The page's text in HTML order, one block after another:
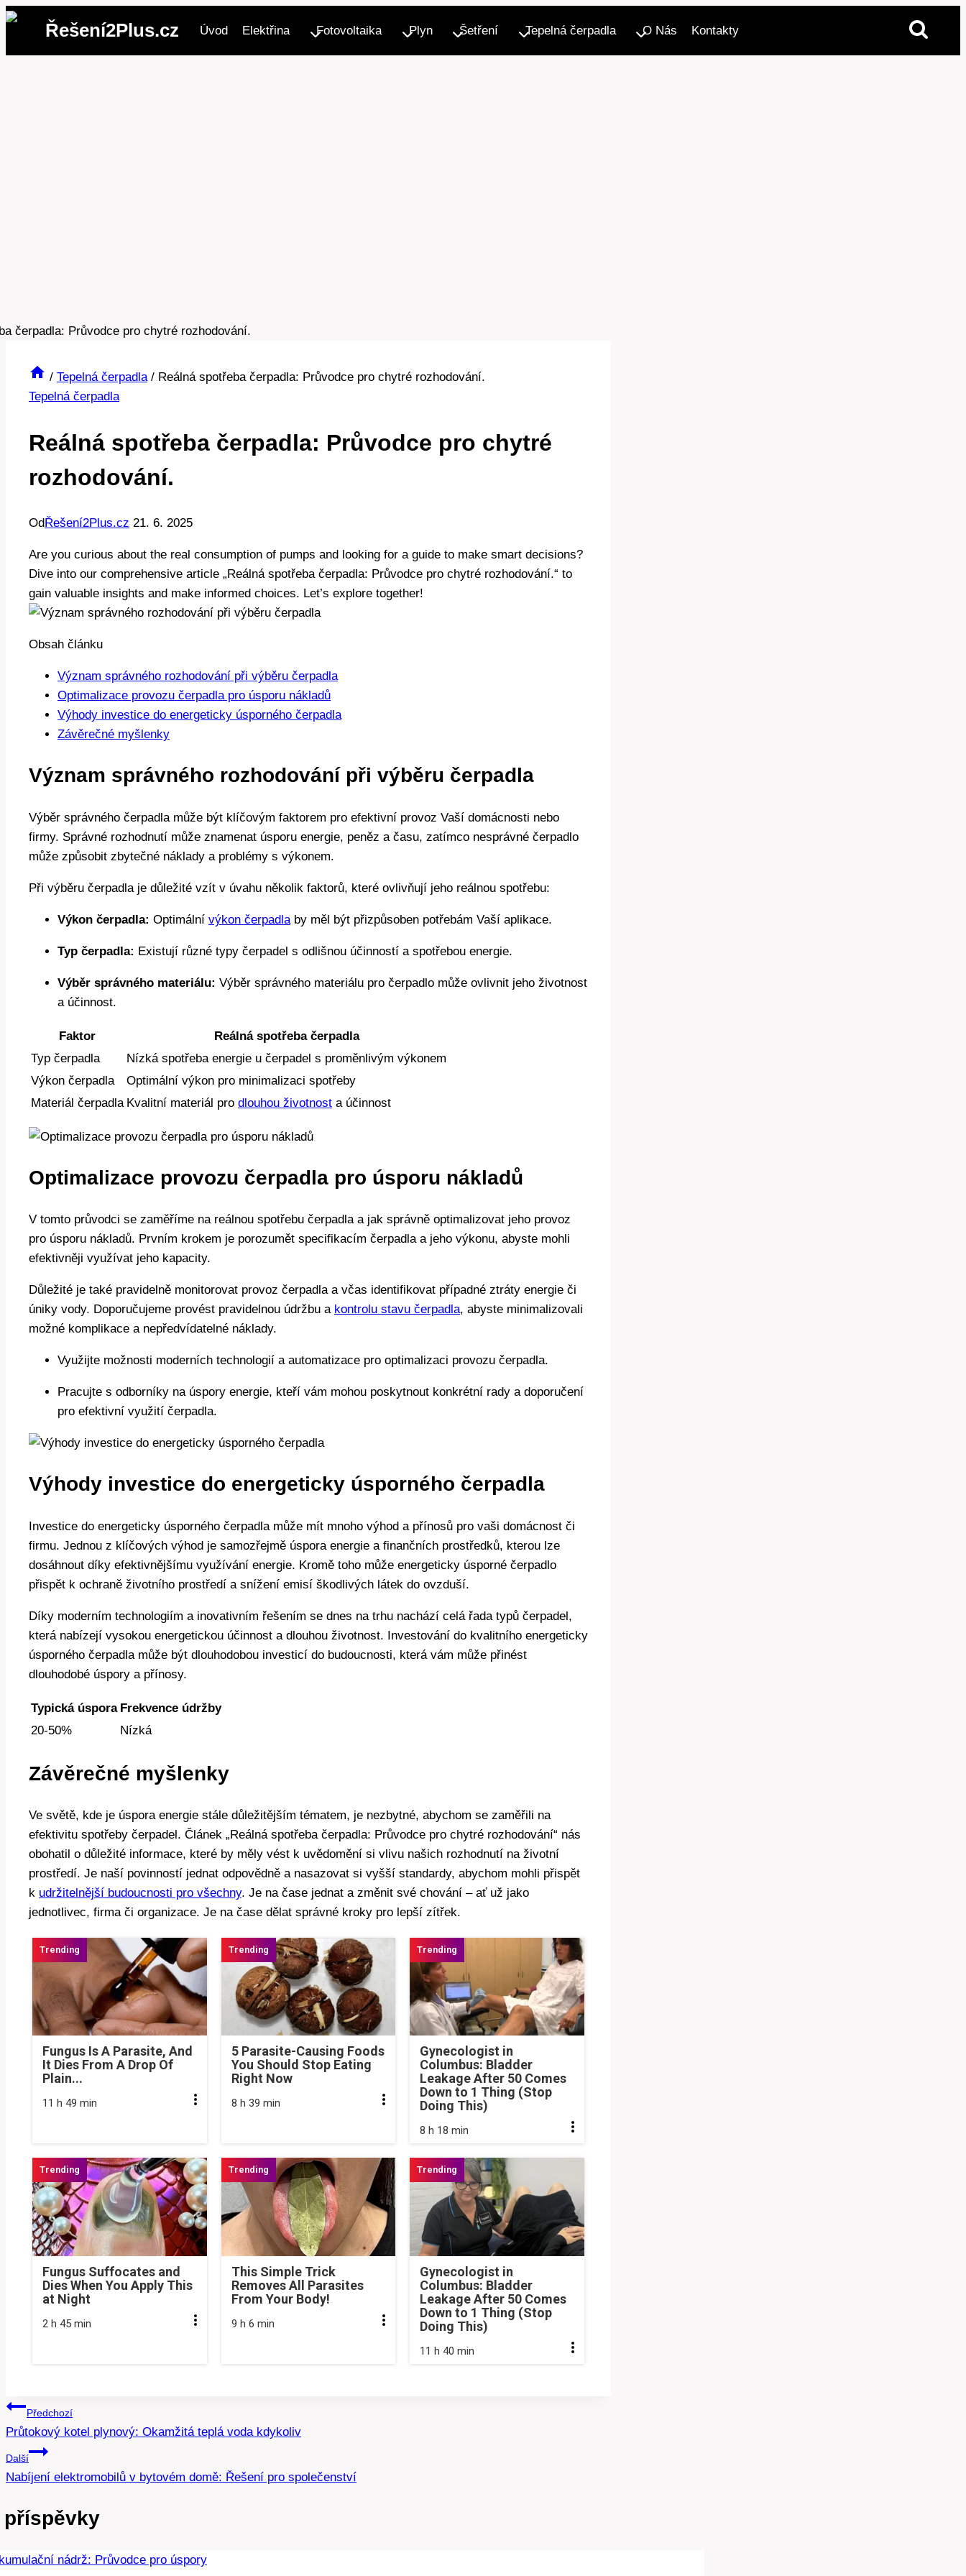
Přeskočit
obsah
Řešení2Plus.cz Úvod Elektřina Fotovoltaika Plyn Šetření Tepelná čerpadla O Nás Kontakty
/ Tepelná čerpadla / Reálná spotřeba čerpadla: Průvodce pro chytré rozhodování.
Tepelná čerpadla
Reálná spotřeba čerpadla: Průvodce pro chytré
rozhodování.
OdŘešení2Plus.cz 21. 6. 2025
Are you curious about the real consumption of pumps and looking for a guide to make smart decisions?
Dive into our comprehensive article „Reálná spotřeba čerpadla: Průvodce pro chytré rozhodování.“ to
gain valuable insights and make informed choices. Let’s explore together!
Obsah článku
Význam správného rozhodování při výběru čerpadla
Optimalizace provozu čerpadla pro úsporu nákladů
Výhody investice do energeticky úsporného čerpadla
Závěrečné myšlenky
Význam správného rozhodování při výběru čerpadla
Výběr správného čerpadla může být klíčovým faktorem pro efektivní provoz Vaší domácnosti nebo
firmy. Správné rozhodnutí může znamenat úsporu energie, peněz a času, zatímco nesprávné čerpadlo
může způsobit zbytečné náklady a problémy s výkonem.
Při výběru čerpadla je důležité vzít v úvahu několik faktorů, které ovlivňují jeho reálnou spotřebu:
Výkon čerpadla: Optimální výkon čerpadla by měl být přizpůsoben potřebám Vaší aplikace.
Typ čerpadla: Existují různé typy čerpadel s odlišnou účinností a spotřebou energie.
Výběr správného materiálu: Výběr správného materiálu pro čerpadlo může ovlivnit jeho životnost
a účinnost.
Faktor
Reálná spotřeba čerpadla
Typ čerpadla
Nízká spotřeba energie u čerpadel s proměnlivým výkonem
Výkon čerpadla
Optimální výkon pro minimalizaci spotřeby
Materiál čerpadla Kvalitní materiál pro dlouhou životnost a účinnost
Optimalizace provozu čerpadla pro úsporu nákladů
V tomto průvodci se zaměříme na reálnou spotřebu čerpadla a jak správně optimalizovat jeho provoz
pro úsporu nákladů. Prvním krokem je porozumět specifikacím čerpadla a jeho výkonu, abyste mohli
efektivněji využívat jeho kapacity.
Důležité je také pravidelně monitorovat provoz čerpadla a včas identifikovat případné ztráty energie či
úniky vody. Doporučujeme provést pravidelnou údržbu a kontrolu stavu čerpadla, abyste minimalizovali
možné komplikace a nepředvídatelné náklady.
Využijte možnosti moderních technologií a automatizace pro optimalizaci provozu čerpadla.
Pracujte s odborníky na úspory energie, kteří vám mohou poskytnout konkrétní rady a doporučení
pro efektivní využití čerpadla.
Výhody investice do energeticky úsporného čerpadla
Investice do energeticky úsporného čerpadla může mít mnoho výhod a přínosů pro vaši domácnost či
firmu. Jednou z klíčových výhod je samozřejmě úspora energie a finančních prostředků, kterou lze
dosáhnout díky efektivnějšímu využívání energie. Kromě toho může energeticky úsporné čerpadlo
přispět k ochraně životního prostředí a snížení emisí škodlivých látek do ovzduší.
Díky moderním technologiím a inovativním řešením se dnes na trhu nachází celá řada typů čerpadel,
která nabízejí vysokou energetickou účinnost a dlouhou životnost. Investování do kvalitního energeticky
úsporného čerpadla může být dlouhodobou investicí do budoucnosti, která vám může přinést
dlouhodobé úspory a přínosy.
Typická úspora Frekvence údržby
20-50%
Nízká
Závěrečné myšlenky
Ve světě, kde je úspora energie stále důležitějším tématem, je nezbytné, abychom se zaměřili na
efektivitu spotřeby čerpadel. Článek „Reálná spotřeba čerpadla: Průvodce pro chytré rozhodování“ nás
obohatil o důležité informace, které by měly vést k uvědomění si vlivu našich rozhodnutí na životní
prostředí. Je naší povinností jednat odpovědně a nasazovat si vyšší standardy, abychom mohli přispět
k udržitelnější budoucnosti pro všechny. Je na čase jednat a změnit své chování – ať už jako
jednotlivec, firma či organizace. Je na čase dělat správné kroky pro lepší zítřek.
Fungus Is A Parasite, And
It Dies From A Drop Of
Plain...
11 h 49 min
5 Parasite-Causing Foods
You Should Stop Eating
Right Now
8 h 39 min
Gynecologist in
Columbus: Bladder
Leakage After 50 Comes
Down to 1 Thing (Stop
Doing This)
8 h 18 min
Fungus Suffocates and
Dies When You Apply This
at Night
2 h 45 min
This Simple Trick
Removes All Parasites
From Your Body!
9 h 6 min
Gynecologist in
Columbus: Bladder
Leakage After 50 Comes
Down to 1 Thing (Stop
Doing This)
11 h 40 min
Navigace
pro
příspěvek
Předchozí
Průtokový kotel plynový: Okamžitá teplá voda kdykoliv
Další
Nabíjení elektromobilů v bytovém domě: Řešení pro společenství
příspěvky